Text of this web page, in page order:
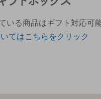
いる商品はギフト対応可能
てはこちらをクリック